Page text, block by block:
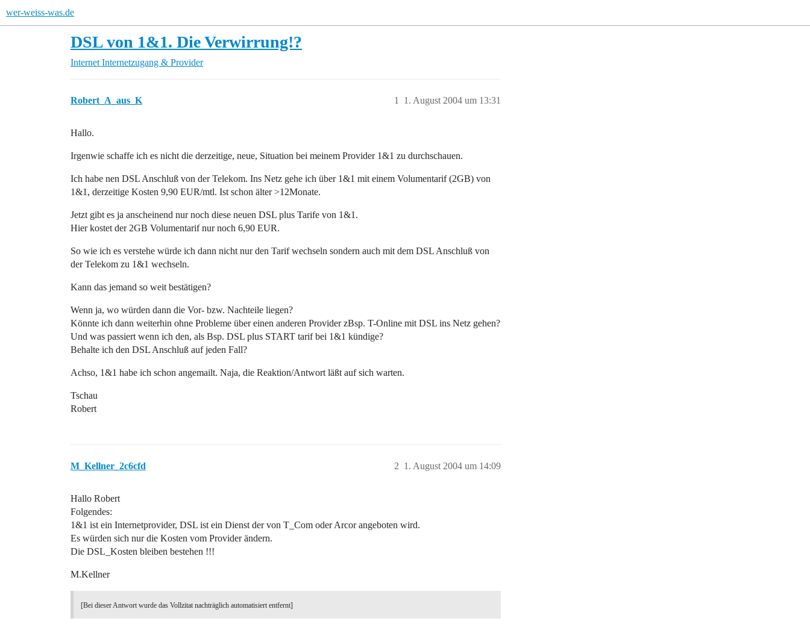
wer-weiss-was.de
DSL von 1&1. Die Verwirrung!?
Internet Internetzugang & Provider
Robert_A_aus_K 1. August 2004 um 13:31
1
Hallo.
Irgenwie schaffe ich es nicht die derzeitige, neue, Situation bei meinem Provider 1&1 zu durchschauen.
Ich habe nen DSL Anschluß von der Telekom. Ins Netz gehe ich über 1&1 mit einem Volumentarif (2GB) von
1&1, derzeitige Kosten 9,90 EUR/mtl. Ist schon älter >12Monate.
Jetzt gibt es ja anscheinend nur noch diese neuen DSL plus Tarife von 1&1.
Hier kostet der 2GB Volumentarif nur noch 6,90 EUR.
So wie ich es verstehe würde ich dann nicht nur den Tarif wechseln sondern auch mit dem DSL Anschluß von
der Telekom zu 1&1 wechseln.
Kann das jemand so weit bestätigen?
Wenn ja, wo würden dann die Vor- bzw. Nachteile liegen?
Könnte ich dann weiterhin ohne Probleme über einen anderen Provider zBsp. T-Online mit DSL ins Netz gehen?
Und was passiert wenn ich den, als Bsp. DSL plus START tarif bei 1&1 kündige?
Behalte ich den DSL Anschluß auf jeden Fall?
Achso, 1&1 habe ich schon angemailt. Naja, die Reaktion/Antwort läßt auf sich warten.
Tschau
Robert
M_Kellner_2c6cfd 1. August 2004 um 14:09
2
Hallo Robert
Folgendes:
1&1 ist ein Internetprovider, DSL ist ein Dienst der von T_Com oder Arcor angeboten wird.
Es würden sich nur die Kosten vom Provider ändern.
Die DSL_Kosten bleiben bestehen !!!
M.Kellner
[Bei dieser Antwort wurde das Vollzitat nachträglich automatisiert entfernt]